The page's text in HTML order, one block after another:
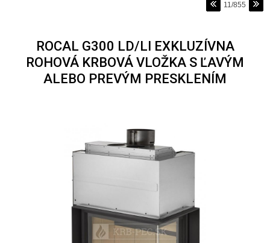
11/855
ROCAL G300 LD/LI EXKLUZÍVNA
ROHOVÁ KRBOVÁ VLOŽKA S ĽAVÝM
ALEBO PREVÝM PRESKLENÍM